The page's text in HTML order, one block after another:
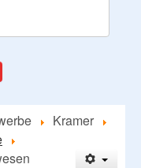
Kramer